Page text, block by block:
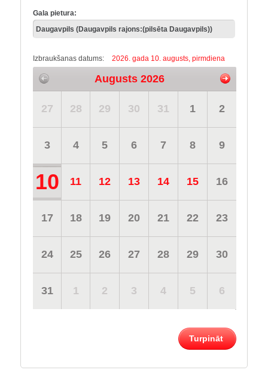
Gala pietura:
Izbraukšanas datums: 2026. gada 10. augusts, pirmdiena
Augusts 2026
27 28 29 30 31 1 2
3 4 5 6 7 8 9
10 11 12 13 14 15 16
17 18 19 20 21 22 23
24 25 26 27 28 29 30
31 1 2 3 4 5 6
Turpināt